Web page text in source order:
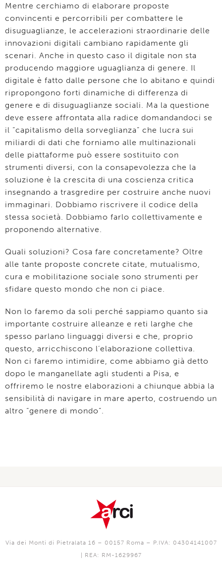
Mentre cerchiamo di elaborare proposte
convincenti e percorribili per combattere le
disuguaglianze, le accelerazioni straordinarie delle
innovazioni digitali cambiano rapidamente gli
scenari. Anche in questo caso il digitale non sta
producendo maggiore uguaglianza di genere. Il
digitale è fatto dalle persone che lo abitano e quindi
ripropongono forti dinamiche di differenza di
genere e di disuguaglianze sociali. Ma la questione
deve essere affrontata alla radice domandandoci se
il “capitalismo della sorveglianza” che lucra sui
miliardi di dati che forniamo alle multinazionali
delle piattaforme può essere sostituito con
strumenti diversi, con la consapevolezza che la
soluzione è la crescita di una coscienza critica
insegnando a trasgredire per costruire anche nuovi
immaginari. Dobbiamo riscrivere il codice della
stessa società. Dobbiamo farlo collettivamente e
proponendo alternative.
Quali soluzioni? Cosa fare concretamente? Oltre
alle tante proposte concrete citate, mutualismo,
cura e mobilitazione sociale sono strumenti per
sfidare questo mondo che non ci piace.
Non lo faremo da soli perché sappiamo quanto sia
importante costruire alleanze e reti larghe che
spesso parlano linguaggi diversi e che, proprio
questo, arricchiscono l’elaborazione collettiva.
Non ci faremo intimidire, come abbiamo già detto
dopo le manganellate agli studenti a Pisa, e
offriremo le nostre elaborazioni a chiunque abbia la
sensibilità di navigare in mare aperto, costruendo un
altro “genere di mondo”.
Via dei Monti di Pietralata 16 – 00157 Roma – P.IVA: 04304141007
| REA: RM-1629967